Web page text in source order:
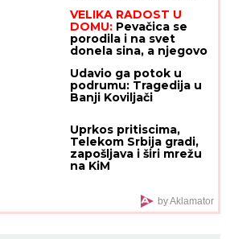
VELIKA RADOST U
DOMU: Pevačica se
porodila i na svet
donela sina, a njegovo
značenje
Udavio ga potok u
podrumu: Tragedija u
Banji Koviljači
Uprkos pritiscima,
Telekom Srbija gradi,
zapošljava i širi mrežu
na KiM
by Aklamator